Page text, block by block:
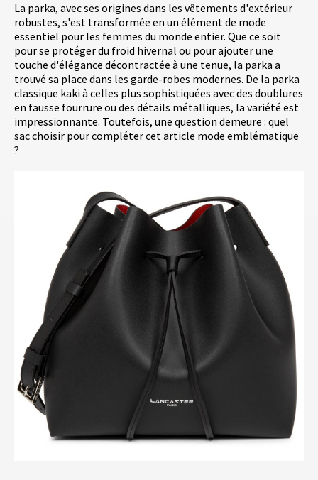
La parka, avec ses origines dans les vêtements d'extérieur
robustes, s'est transformée en un élément de mode
essentiel pour les femmes du monde entier. Que ce soit
pour se protéger du froid hivernal ou pour ajouter une
touche d'élégance décontractée à une tenue, la parka a
trouvé sa place dans les garde-robes modernes. De la parka
classique kaki à celles plus sophistiquées avec des doublures
en fausse fourrure ou des détails métalliques, la variété est
impressionnante. Toutefois, une question demeure : quel
sac choisir pour compléter cet article mode emblématique
?